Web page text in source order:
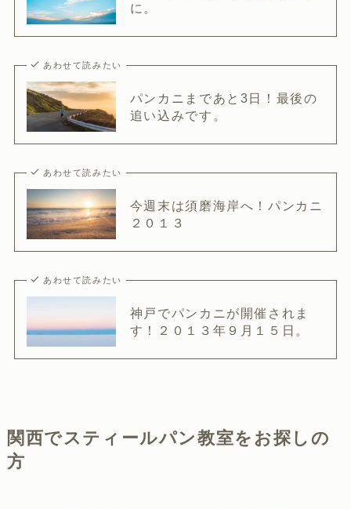
に。
あわせて読みたい
パンカニまであと3日！最後の
追い込みです。
あわせて読みたい
今週末は須磨海岸へ！パンカニ
２０１３
あわせて読みたい
神戸でパンカニが開催されま
す！２０１３年９月１５日。
関西でスティールパン教室をお探しの
方